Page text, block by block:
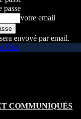
passe
votre email
envoyé par email.
l'Art
COMMUNIQUÉS